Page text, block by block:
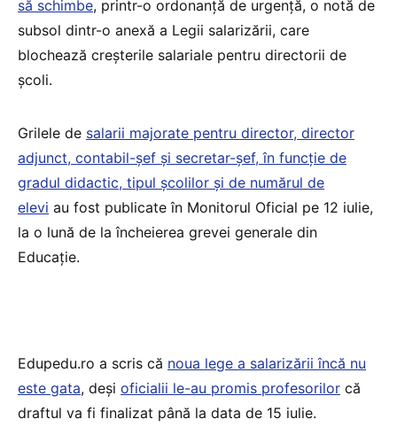
să schimbe, printr-o ordonanță de urgență, o notă de
subsol dintr-o anexă a Legii salarizării, care
blochează creșterile salariale pentru directorii de
școli.
Grilele de salarii majorate pentru director, director
adjunct, contabil-șef și secretar-șef, în funcție de
gradul didactic, tipul școlilor și de numărul de
elevi au fost publicate în Monitorul Oficial pe 12 iulie,
la o lună de la încheierea grevei generale din
Educație.
Edupedu.ro a scris că noua lege a salarizării încă nu
este gata, deși oficialii le-au promis profesorilor că
draftul va fi finalizat până la data de 15 iulie.